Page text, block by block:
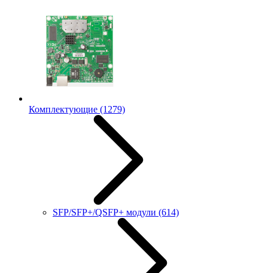
Комплектующие (1279)
SFP/SFP+/QSFP+ модули (614)